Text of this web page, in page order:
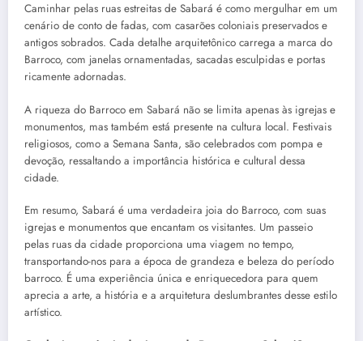
Caminhar pelas ruas estreitas de Sabará é como mergulhar em um
cenário de conto de fadas, com casarões coloniais preservados e
antigos sobrados. Cada detalhe arquitetônico carrega a marca do
Barroco, com janelas ornamentadas, sacadas esculpidas e portas
ricamente adornadas.
A riqueza do Barroco em Sabará não se limita apenas às igrejas e
monumentos, mas também está presente na cultura local. Festivais
religiosos, como a Semana Santa, são celebrados com pompa e
devoção, ressaltando a importância histórica e cultural dessa
cidade.
Em resumo, Sabará é uma verdadeira joia do Barroco, com suas
igrejas e monumentos que encantam os visitantes. Um passeio
pelas ruas da cidade proporciona uma viagem no tempo,
transportando-nos para a época de grandeza e beleza do período
barroco. É uma experiência única e enriquecedora para quem
aprecia a arte, a história e a arquitetura deslumbrantes desse estilo
artístico.